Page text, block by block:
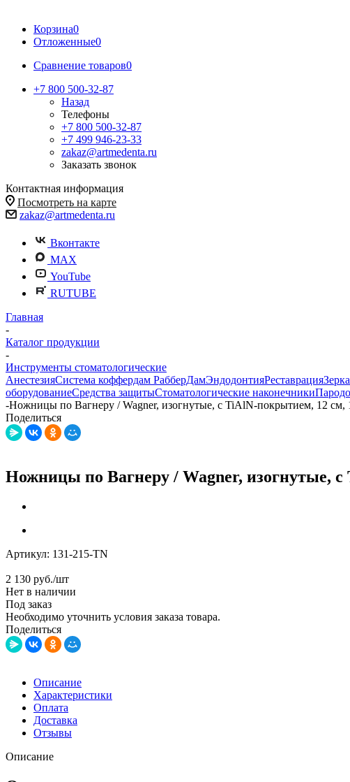
Корзина0
Отложенные0
Сравнение товаров0
+7 800 500-32-87
Назад
Телефоны
+7 800 500-32-87
+7 499 946-23-33
zakaz@artmedenta.ru
Заказать звонок
Контактная информация
Посмотреть на карте
zakaz@artmedenta.ru
Вконтакте
MAX
YouTube
RUTUBE
Главная
-
Каталог продукции
-
Инструменты стоматологические
АнестезияСистема коффердам РабберДамЭндодонтияРеставрация
оборудованиеСредства защитыСтоматологические наконечники
-Ножницы по Вагнеру / Wagner, изогнутые, с TiAlN-покрытием, 12 см,
Поделиться
Ножницы по Вагнеру / Wagner, изогнутые,
Артикул: 131-215-TN
2 130 руб./шт
Нет в наличии
Под заказ
Необходимо уточнить условия заказа товара.
Поделиться
Описание
Характеристики
Оплата
Доставка
Отзывы
Описание